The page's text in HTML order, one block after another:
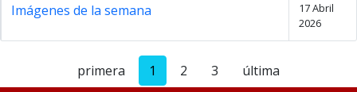
Imágenes de la semana
17 Abril
2026
primera 1 2 3 última